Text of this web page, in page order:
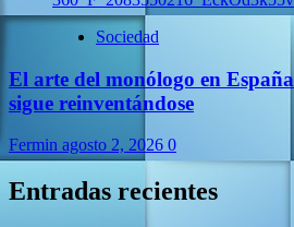
Sociedad
El arte del monólogo en
sigue reinventándose
Fermin agosto 2, 2026 0
Entradas recientes